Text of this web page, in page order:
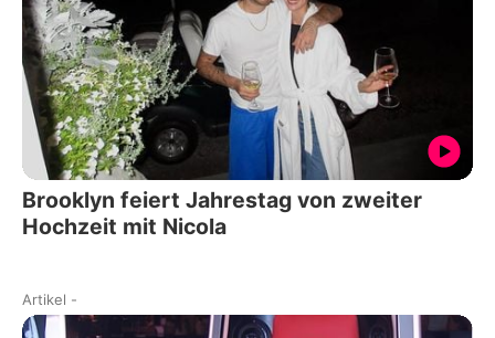
Brooklyn feiert Jahrestag von zweiter
Hochzeit mit Nicola
Artikel -